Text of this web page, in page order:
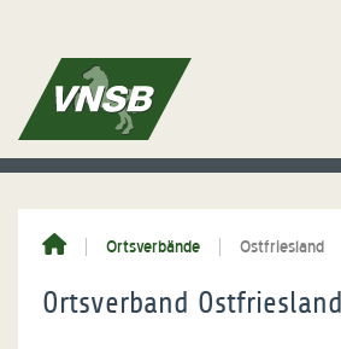
Ortsverbände Ostfriesland
Ortsverband Ostfriesland